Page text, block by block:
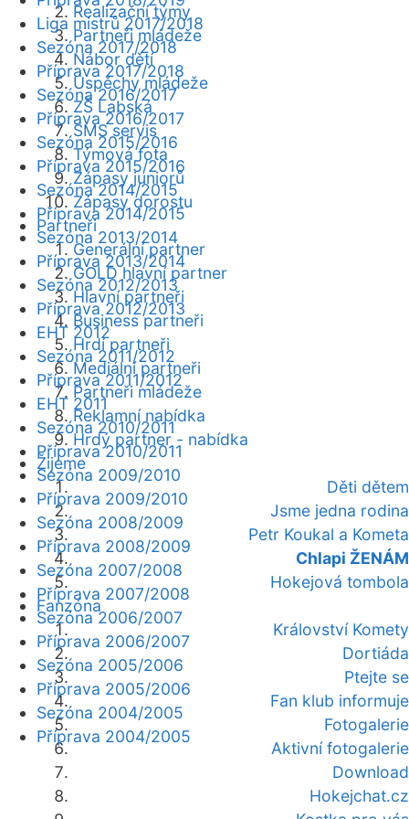
Realizační týmy
Partneři mládeže
Nábor dětí
Úspěchy mládeže
ZŠ Labská
SMS servis
Týmová fota
Zápasy juniorů
Zápasy dorostu
Partneři
Generální partner
GOLD hlavní partner
Hlavní partneři
Business partneři
Hrdí partneři
Mediální partneři
Partneři mládeže
Reklamní nabídka
Hrdý partner - nabídka
Žijeme
Děti dětem
Jsme jedna rodina
Petr Koukal a Kometa
Chlapi ŽENÁM
Hokejová tombola
Fanzóna
Království Komety
Dortiáda
Ptejte se
Fan klub informuje
Fotogalerie
Aktivní fotogalerie
Download
Hokejchat.cz
Liga mistrů 2017/2018
Sezóna 2017/2018
Příprava 2017/2018
Sezóna 2016/2017
Příprava 2016/2017
Sezóna 2015/2016
Příprava 2015/2016
Sezóna 2014/2015
Příprava 2014/2015
Sezóna 2013/2014
Příprava 2013/2014
Sezóna 2012/2013
Příprava 2012/2013
EHT 2012
Sezóna 2011/2012
Příprava 2011/2012
EHT 2011
Sezóna 2010/2011
Příprava 2010/2011
Sezóna 2009/2010
Příprava 2009/2010
Sezóna 2008/2009
Příprava 2008/2009
Sezóna 2007/2008
Příprava 2007/2008
Sezóna 2006/2007
Příprava 2006/2007
Sezóna 2005/2006
Příprava 2005/2006
Sezóna 2004/2005
Příprava 2004/2005